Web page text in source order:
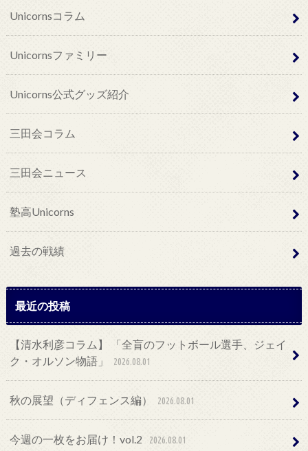
Unicornsコラム
Unicornsファミリー
Unicorns公式グッズ紹介
三田会コラム
三田会ニュース
塾高Unicorns
過去の戦績
最近の投稿
【清水利彦コラム】 「全盲のフットボール選手、ジェイ
ク・オルソン物語」
2026.08.01
秋の展望（ディフェンス編） 2026.08.01
今週の一枚をお届け！vol.2 2026.08.01